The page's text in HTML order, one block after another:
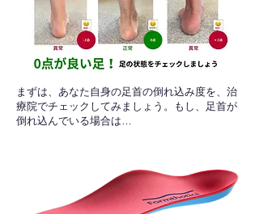
​まずは、あなた自身の足首の倒れ込み度を、治
療院でチェックしてみましょう。もし、足首が
倒れ込んでいる場合は…